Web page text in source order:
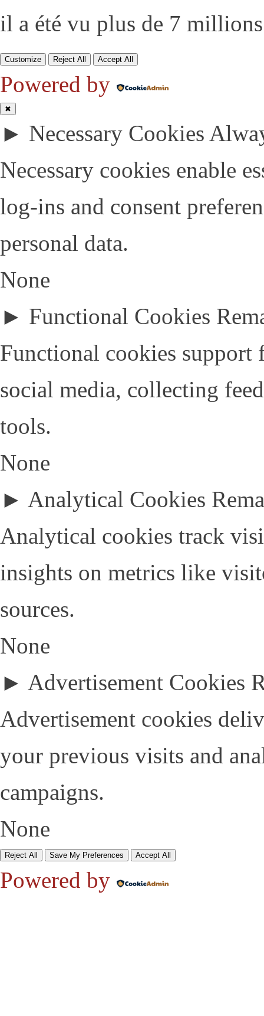
il a été vu plus de 7
Customize Reject All Accept All
Powered by
✖
► Necessary Cookies
Necessary cookies enable
log-ins and consent
personal data.
None
► Functional Cookies
Functional cookies support
social media, collecting
tools.
None
► Analytical Cookies
Analytical cookies track
insights on metrics like
sources.
None
► Advertisement Cookies
Advertisement cookies
your previous visits and
campaigns.
None
Reject All Save My Preferences Accept All
Powered by